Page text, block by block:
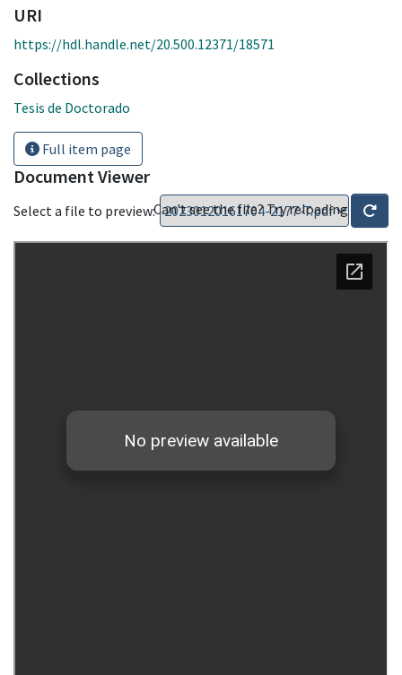
URI
https://hdl.handle.net/20.500.12371/18571
Collections
Tesis de Doctorado
Full item page
Document Viewer
Select a file to preview:Can't see the file? Try reloading